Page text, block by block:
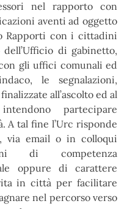
nel rapporto con
aventi ad oggetto
Rapporti con i cittadini
dell’Ufficio di gabinetto,
gli uffici comunali ed
le segnalazioni,
all’ascolto ed al
partecipare
A tal fine l’Urc risponde
via email o in colloqui
di competenza
oppure di carattere
in città per facilitare
nel percorso verso